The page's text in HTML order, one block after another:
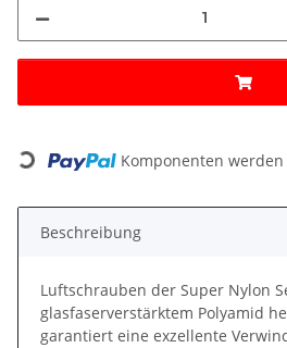
Loading... Komponenten
Beschreibung
Luftschrauben der Super Nylon
glasfaserverstärktem Polyamid
garantiert eine exzellente